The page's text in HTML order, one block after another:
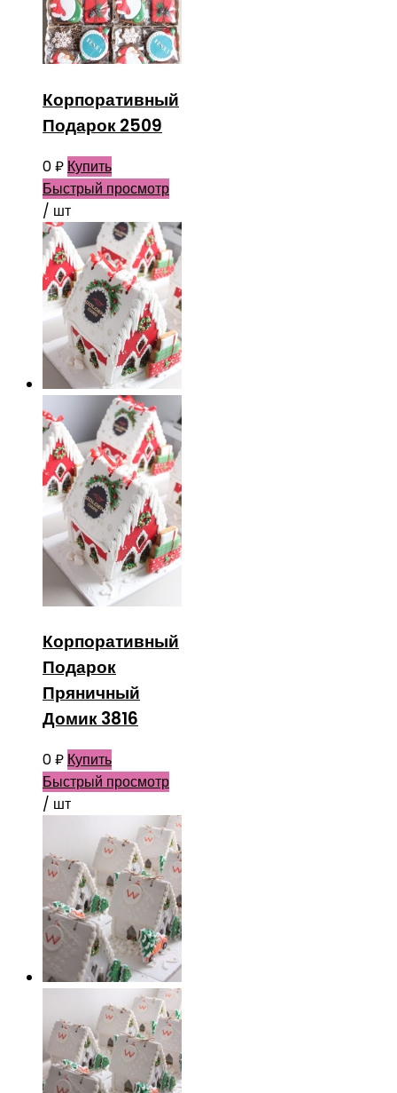
Корпоративный
Подарок 2509
0₽ Купить
Быстрый просмотр
/ шт
Корпоративный
Подарок
Пряничный
Домик 3816
0₽ Купить
Быстрый просмотр
/ шт